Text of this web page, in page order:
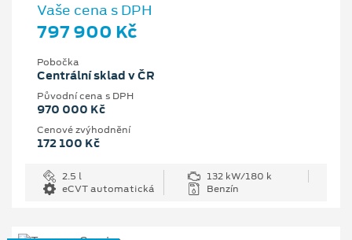
Vaše cena s DPH
797 900 Kč
Pobočka
Centrální sklad v ČR
Původní cena s DPH
970 000 Kč
Cenové zvýhodnění
172 100 Kč
2.5 l
132 kW/180 k
eCVT automatická
Benzín